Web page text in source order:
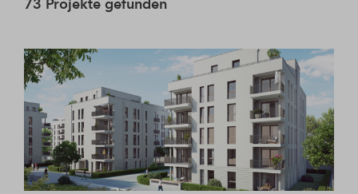
73 Projekte gefunden